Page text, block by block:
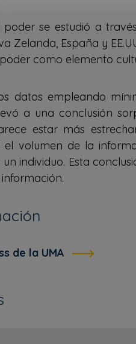
se estudió a
Zelanda, España y
como elemento
datos empleando
a una conclusión
estar más
volumen de la
individuo. Esta
de la UMA